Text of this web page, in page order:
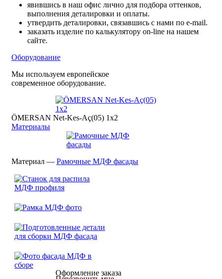
явившись в наш офис лично для подбора оттенков,
выполнения деталировки и оплаты.
утвердить деталировки, связавшись с нами по e-mail.
заказать изделие по калькулятору on-line на нашем
сайте.
Оборудование
Мы используем европейское
современное оборудование.
ÖMERSAN Net-Kes-Aç(05) 1x2
Материалы
Материал — Рамочные МДФ фасады
Оформление заказа